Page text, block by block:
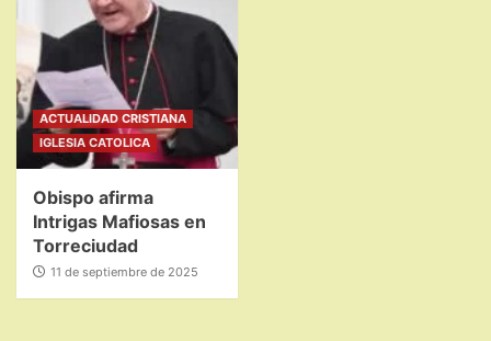
ACTUALIDAD CRISTIANA
IGLESIA CATOLICA
Obispo afirma
Intrigas Mafiosas en
Torreciudad
11 de septiembre de 2025